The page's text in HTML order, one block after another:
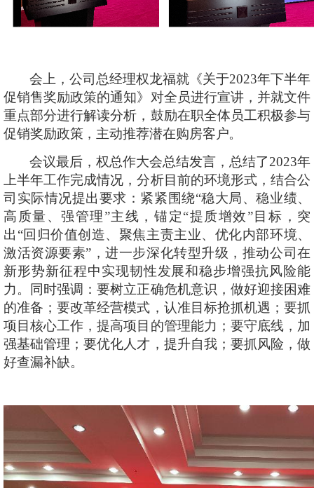
会上，公司总经理权龙福就《关于2023年下半年
促销售奖励政策的通知》对全员进行宣讲，并就文件
重点部分进行解读分析，鼓励在职全体员工积极参与
促销奖励政策，主动推荐潜在购房客户。
会议最后，权总作大会总结发言，总结了2023年
上半年工作完成情况，分析目前的环境形式，结合公
司实际情况提出要求：紧紧围绕“稳大局、稳业绩、
高质量、强管理”主线，锚定“提质增效”目标，突
出“回归价值创造、聚焦主责主业、优化内部环境、
激活资源要素”，进一步深化转型升级，推动公司在
新形势新征程中实现韧性发展和稳步增强抗风险能
力。同时强调：要树立正确危机意识，做好迎接困难
的准备；要改革经营模式，认准目标抢抓机遇；要抓
项目核心工作，提高项目的管理能力；要守底线，加
强基础管理；要优化人才，提升自我；要抓风险，做
好查漏补缺。